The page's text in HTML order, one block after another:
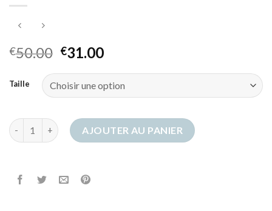
€50.00 €31.00
Taille
quantité de chausson moutonAJOUTER AU PANIER